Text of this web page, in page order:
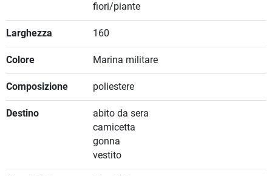
fiori/piante
Larghezza 160
Colore Marina militare
Composizione poliestere
Destino
abito da sera
camicetta
gonna
vestito